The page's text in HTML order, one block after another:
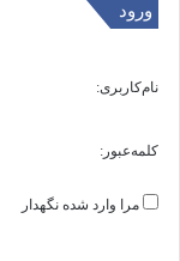
ورود
نام‌کاربری:
کلمه‌عبور:
مرا وارد شده نگهدار